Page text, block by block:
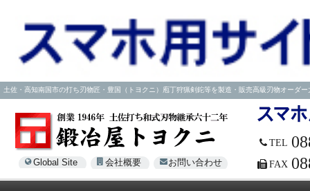
土佐・高知南国市の打ち刃物匠・豊国（トヨクニ）庖丁狩猟剣鉈等を製造・販売高級刃物オーダ
Global Site 会社概要 お問い合わせ
TEL
FAX